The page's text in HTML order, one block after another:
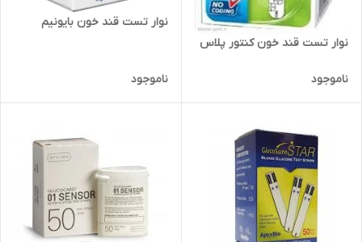
نوار تست قند خون کنتور پلاس
ناموجود
نوار تست قند خون بایونیم
ناموجود